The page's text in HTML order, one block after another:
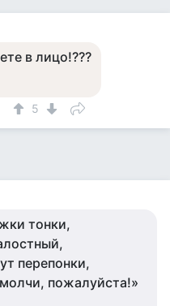
в лицо!???
5
тонки,
перепонки,
пожалуйста!»